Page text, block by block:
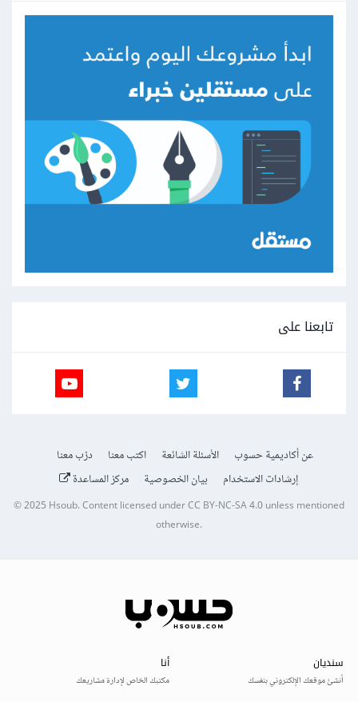
تابعنا على
عن أكاديمية حسوب الأسئلة الشائعة اكتب معنا
درّب معنا
إرشادات الاستخدام
بيان الخصوصية مركز المساعدة
© 2025Hsoub.Content licensed underCC BY-NC-SA 4.0unless mentioned
otherwise.